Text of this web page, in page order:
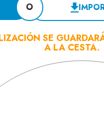
O
SE
A LA CESTA.